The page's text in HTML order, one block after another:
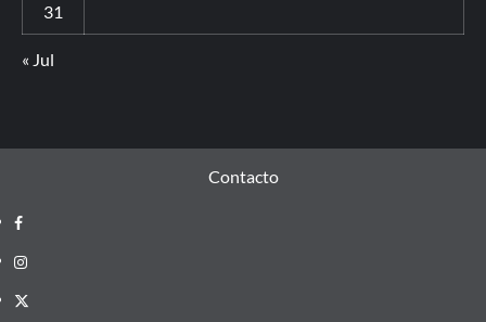
31
« Jul
Contacto